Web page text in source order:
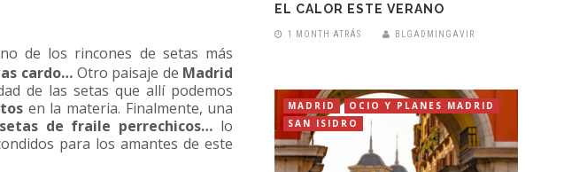
de los rincones de setas más
cardo…Otro paisaje de Madrid
de las setas que allí podemos
en la materia. Finalmente, una
de fraile perrechicos… lo
para los amantes de este
EL CALOR ESTE VERANO
1 MONTH ATRÁS BLGADMINGAVIR
MADRID
OCIO Y PLANES MADRID
SAN ISIDRO